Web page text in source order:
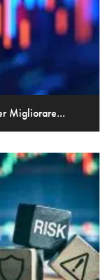
Migliorare...